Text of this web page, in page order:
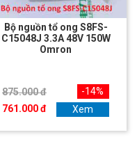
Bộ nguồn tổ ong S8FS-
C15048J 3.3A 48V 150W
Omron
875.000 đ
761.000 đ
-14%
Xem